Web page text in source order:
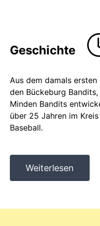
Geschichte
Aus dem damals
den Bückeburg
Minden Bandits
über 25 Jahren im
Baseball.
Weiterlesen